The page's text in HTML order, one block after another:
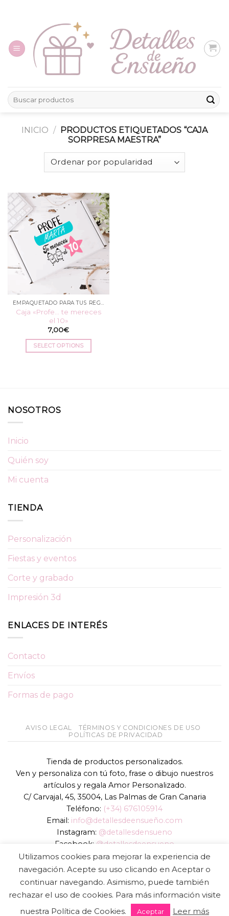
Buscar
por:
INICIO / PRODUCTOS ETIQUETADOS “CAJA
SORPRESA MAESTRA”
EMPAQUETADO PARA TUS REGALOS
Caja «Profe… te mereces
el 10»
7,00€
SELECT OPTIONS
NOSOTROS
Inicio
Quién soy
Mi cuenta
TIENDA
Personalización
Fiestas y eventos
Corte y grabado
Impresión 3d
ENLACES DE INTERÉS
Contacto
Envíos
Formas de pago
AVISO LEGAL
TÉRMINOS Y CONDICIONES DE USO
POLÍTICAS DE PRIVACIDAD
Tienda de productos personalizados.
Ven y personaliza con tú foto, frase o dibujo nuestros
artículos y regala Amor Personalizado.
C/ Carvajal, 45, 35004, Las Palmas de Gran Canaria
Teléfono: (+34) 676105914
Email: info@detallesdeensueño.com
Instagram: @detallesdensueno
Facebook: @detallesdeensueno
TikTok: @detallesdensueno
Página web:www.detallesdeensueño.com
Copyright 2026 © DIGALOWEB.COM
Utilizamos cookies para mejorar la experiencia de
navegación. Acepte su uso clicando en Aceptar o
continuar navegando. Asimismo, puede también
rechazar el uso de cookies. Para más información visite
nuestra Política de Cookies.
Aceptar Leer más